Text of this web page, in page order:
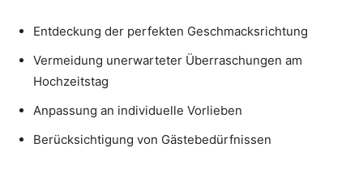
Entdeckung der perfekten Geschmacksrichtung
Vermeidung unerwarteter Überraschungen am
Hochzeitstag
Anpassung an individuelle Vorlieben
Berücksichtigung von Gästebedürfnissen